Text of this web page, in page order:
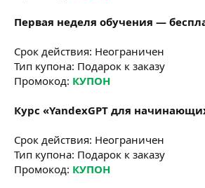
Первая неделя обучения —
Срок действия: Неограничен
Тип купона: Подарок к заказу
Промокод: КУПОН
Курс «YandexGPT для
Срок действия: Неограничен
Тип купона: Подарок к заказу
Промокод: КУПОН